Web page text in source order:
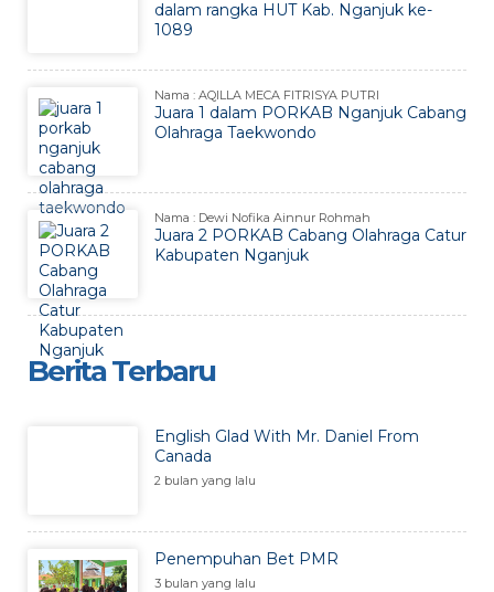
dalam rangka HUT Kab. Nganjuk ke-
1089
Nama : AQILLA MECA FITRISYA PUTRI
Juara 1 dalam PORKAB Nganjuk Cabang
Olahraga Taekwondo
Nama : Dewi Nofika Ainnur Rohmah
Juara 2 PORKAB Cabang Olahraga Catur
Kabupaten Nganjuk
Berita Terbaru
English Glad With Mr. Daniel From
Canada
2 bulan yang lalu
Penempuhan Bet PMR
3 bulan yang lalu